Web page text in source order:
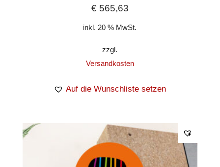
€565,63
inkl. 20 % MwSt.
zzgl.
Versandkosten
Auf die Wunschliste setzen